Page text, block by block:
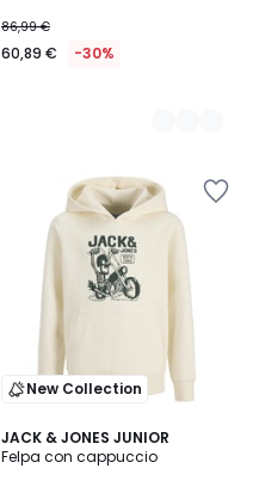
86,99 €
60,89 € -30%
New Collection
JACK & JONES JUNIOR
Felpa con cappuccio
2
Colori